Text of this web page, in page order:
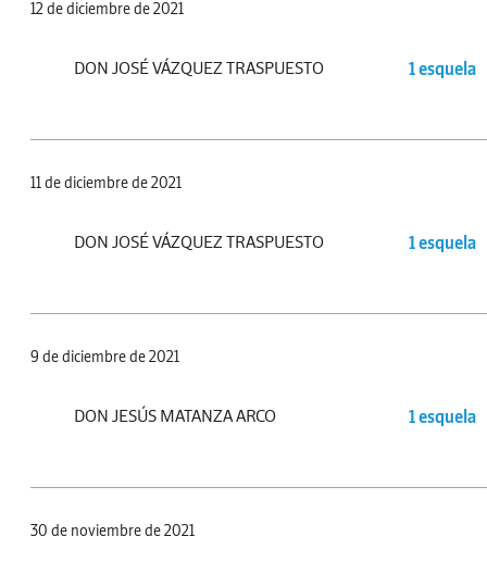
12 de diciembre de 2021
DON JOSÉ VÁZQUEZ TRASPUESTO 1 esquela
11 de diciembre de 2021
DON JOSÉ VÁZQUEZ TRASPUESTO 1 esquela
9 de diciembre de 2021
DON JESÚS MATANZA ARCO 1 esquela
30 de noviembre de 2021